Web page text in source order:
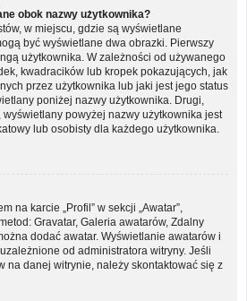
obok nazwy użytkownika?
w miejscu, gdzie są wyświetlane
być wyświetlane dwa obrazki. Pierwszy
użytkownika. W zależności od używanego
kwadracików lub kropek pokazujących, jak
przez użytkownika lub jaki jest jego status
poniżej nazwy użytkownika. Drugi,
powyżej nazwy użytkownika jest
lub osobisty dla każdego użytkownika.
na karcie „Profil” w sekcji „Awatar”,
Gravatar, Galeria awatarów, Zdalny
dodać awatar. Wyświetlanie awatarów i
od administratora witryny. Jeśli
na danej witrynie, należy skontaktować się z